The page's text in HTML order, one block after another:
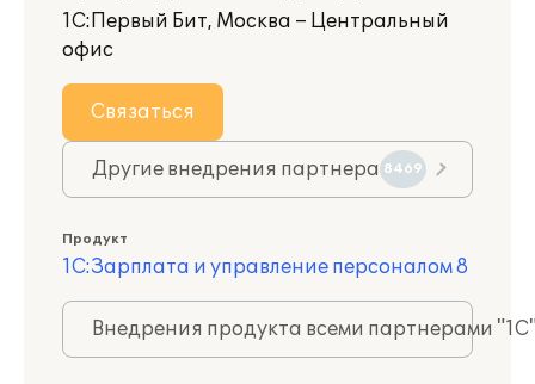
1С:Первый Бит, Москва – Центральный
офис
Связаться
Другие внедрения партнера 8469
Продукт
1С:Зарплата и управление персоналом 8
Внедрения продукта всеми партнерами